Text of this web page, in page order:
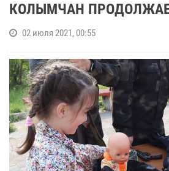
КОЛЫМЧАН
02 июля 2021, 00:55